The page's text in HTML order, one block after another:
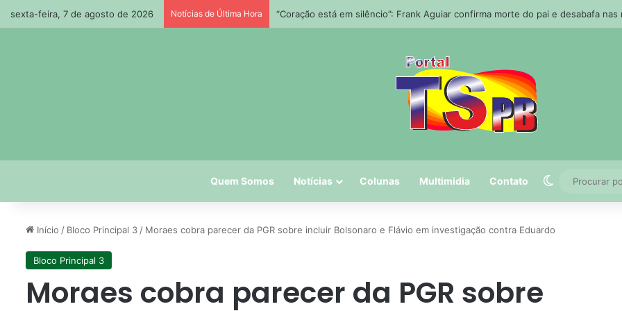
sexta-feira, 7 de agosto de 2026 Notícias de Última Hora Paraíba tem 5º maior crescimento do país no Ideb do ensino médio na rede
Quem Somos Notícias Colunas Multimidia Contato Switch skin
Início / Bloco Principal 3 / Moraes cobra parecer da PGR sobre incluir Bolsonaro e Flávio em investigação contra Eduardo
Bloco Principal 3
Moraes cobra parecer da PGR sobre